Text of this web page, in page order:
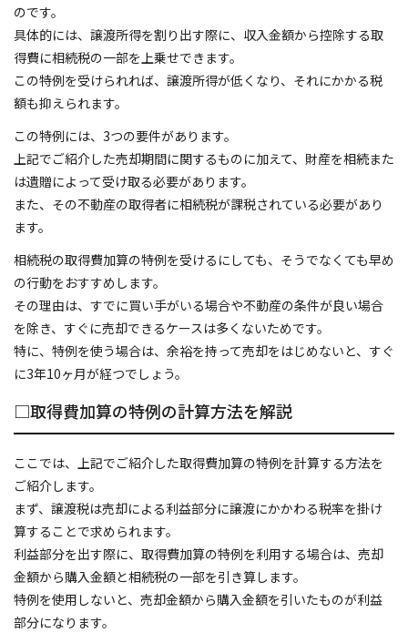
のです。
具体的には、譲渡所得を割り出す際に、収入金額から控除する取
得費に相続税の一部を上乗せできます。
この特例を受けられれば、譲渡所得が低くなり、それにかかる税
額も抑えられます。
この特例には、3つの要件があります。
上記でご紹介した売却期間に関するものに加えて、財産を相続また
は遺贈によって受け取る必要があります。
また、その不動産の取得者に相続税が課税されている必要があり
ます。
相続税の取得費加算の特例を受けるにしても、そうでなくても早め
の行動をおすすめします。
その理由は、すでに買い手がいる場合や不動産の条件が良い場合
を除き、すぐに売却できるケースは多くないためです。
特に、特例を使う場合は、余裕を持って売却をはじめないと、すぐ
に3年10ヶ月が経つでしょう。
□取得費加算の特例の計算方法を解説
ここでは、上記でご紹介した取得費加算の特例を計算する方法を
ご紹介します。
まず、譲渡税は売却による利益部分に譲渡にかかわる税率を掛け
算することで求められます。
利益部分を出す際に、取得費加算の特例を利用する場合は、売却
金額から購入金額と相続税の一部を引き算します。
特例を使用しないと、売却金額から購入金額を引いたものが利益
部分になります。